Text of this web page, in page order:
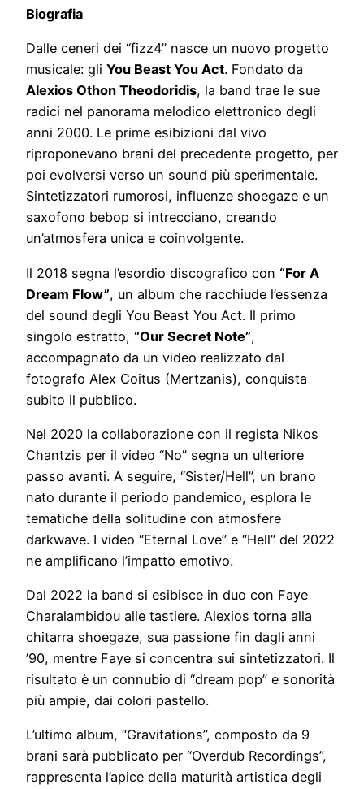
Biografia
Dalle ceneri dei “fizz4” nasce un nuovo progetto
musicale: gli You Beast You Act. Fondato da
Alexios Othon Theodoridis, la band trae le sue
radici nel panorama melodico elettronico degli
anni 2000. Le prime esibizioni dal vivo
riproponevano brani del precedente progetto, per
poi evolversi verso un sound più sperimentale.
Sintetizzatori rumorosi, influenze shoegaze e un
saxofono bebop si intrecciano, creando
un’atmosfera unica e coinvolgente.
Il 2018 segna l’esordio discografico con “For A
Dream Flow”, un album che racchiude l’essenza
del sound degli You Beast You Act. Il primo
singolo estratto, “Our Secret Note”,
accompagnato da un video realizzato dal
fotografo Alex Coitus (Mertzanis), conquista
subito il pubblico.
Nel 2020 la collaborazione con il regista Nikos
Chantzis per il video “No” segna un ulteriore
passo avanti. A seguire, “Sister/Hell”, un brano
nato durante il periodo pandemico, esplora le
tematiche della solitudine con atmosfere
darkwave. I video “Eternal Love” e “Hell” del 2022
ne amplificano l’impatto emotivo.
Dal 2022 la band si esibisce in duo con Faye
Charalambidou alle tastiere. Alexios torna alla
chitarra shoegaze, sua passione fin dagli anni
’90, mentre Faye si concentra sui sintetizzatori. Il
risultato è un connubio di “dream pop” e sonorità
più ampie, dai colori pastello.
L’ultimo album, “Gravitations”, composto da 9
brani sarà pubblicato per “Overdub Recordings”,
rappresenta l’apice della maturità artistica degli